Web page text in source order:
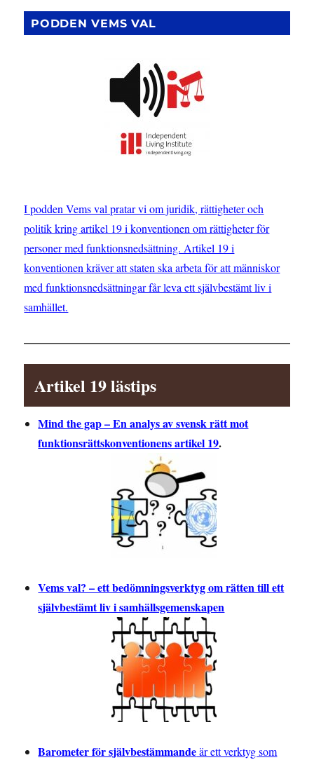
PODDEN VEMS VAL
I podden Vems val pratar vi om juridik, rättigheter och
politik kring artikel 19 i konventionen om rättigheter för
personer med funktionsnedsättning. Artikel 19 i
konventionen kräver att staten ska arbeta för att människor
med funktionsnedsättningar får leva ett självbestämt liv i
samhället.
Artikel 19 lästips
Mind the gap – En analys av svensk rätt mot
funktionsrättskonventionens artikel 19.
Vems val? – ett bedömningsverktyg om rätten till ett
självbestämt liv i samhällsgemenskapen
Barometer för självbestämmandeär ett verktyg som